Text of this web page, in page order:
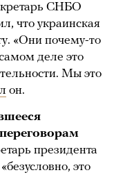
СНБО
что украинская
«Они почему-то
деле это
Мы это
он.
президента
это